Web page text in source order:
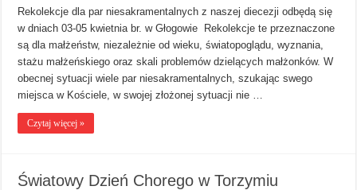
Rekolekcje dla par niesakramentalnych z naszej diecezji odbędą się
w dniach 03-05 kwietnia br. w Głogowie Rekolekcje te przeznaczone
są dla małżeństw, niezależnie od wieku, światopoglądu, wyznania,
stażu małżeńskiego oraz skali problemów dzielących małżonków. W
obecnej sytuacji wiele par niesakramentalnych, szukając swego
miejsca w Kościele, w swojej złożonej sytuacji nie …
Czytaj więcej »
Światowy Dzień Chorego w Torzymiu